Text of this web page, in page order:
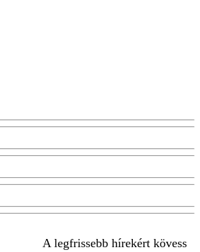
A legfrissebb hírekért kövess